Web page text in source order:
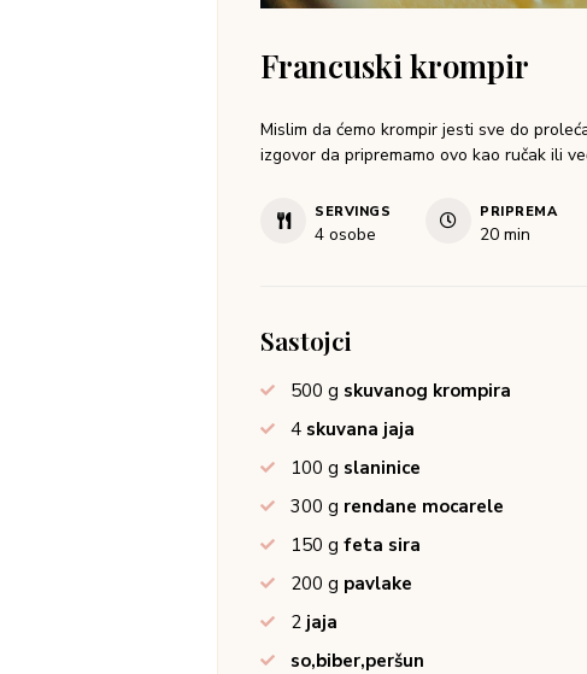
Francuski krompir
Mislim da ćemo krompir jesti sve do
izgovor da pripremamo ovo kao ručak ili
SERVINGS
4 osobe
PRIPREMA
20 min
Sastojci
500 g skuvanog krompira
4 skuvana jaja
100 g slaninice
300 g rendane mocarele
150 g feta sira
200 g pavlake
2 jaja
so,biber,peršun